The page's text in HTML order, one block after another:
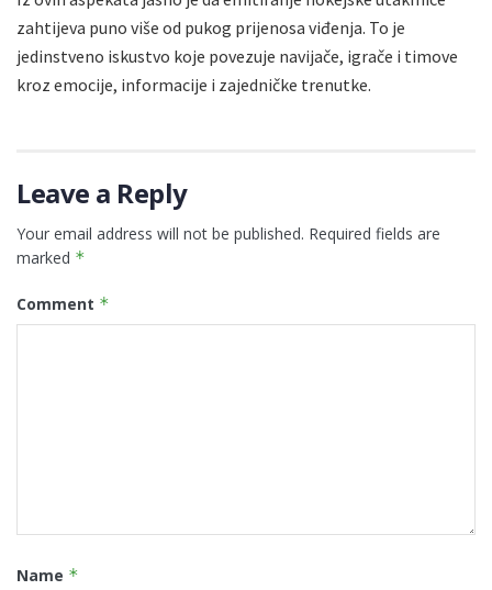
zahtijeva puno više od pukog prijenosa viđenja. To je
jedinstveno iskustvo koje povezuje navijače, igrače i timove
kroz emocije, informacije i zajedničke trenutke.
Leave a Reply
Your email address will not be published. Required fields are
marked *
Comment *
Name *